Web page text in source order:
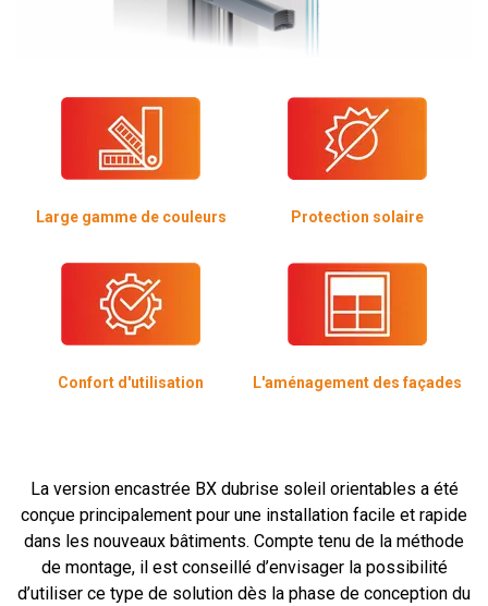
Large gamme de couleurs Protection solaire
Confort d'utilisation L'aménagement des façades
La version encastrée BX dubrise soleil orientables a été
conçue principalement pour une installation facile et rapide
dans les nouveaux bâtiments. Compte tenu de la méthode
de montage, il est conseillé d’envisager la possibilité
d’utiliser ce type de solution dès la phase de conception du